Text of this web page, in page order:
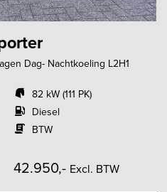
Dag- Nachtkoeling L2H1
82 kW (111 PK)
Diesel
BTW
42.950,- Excl. BTW